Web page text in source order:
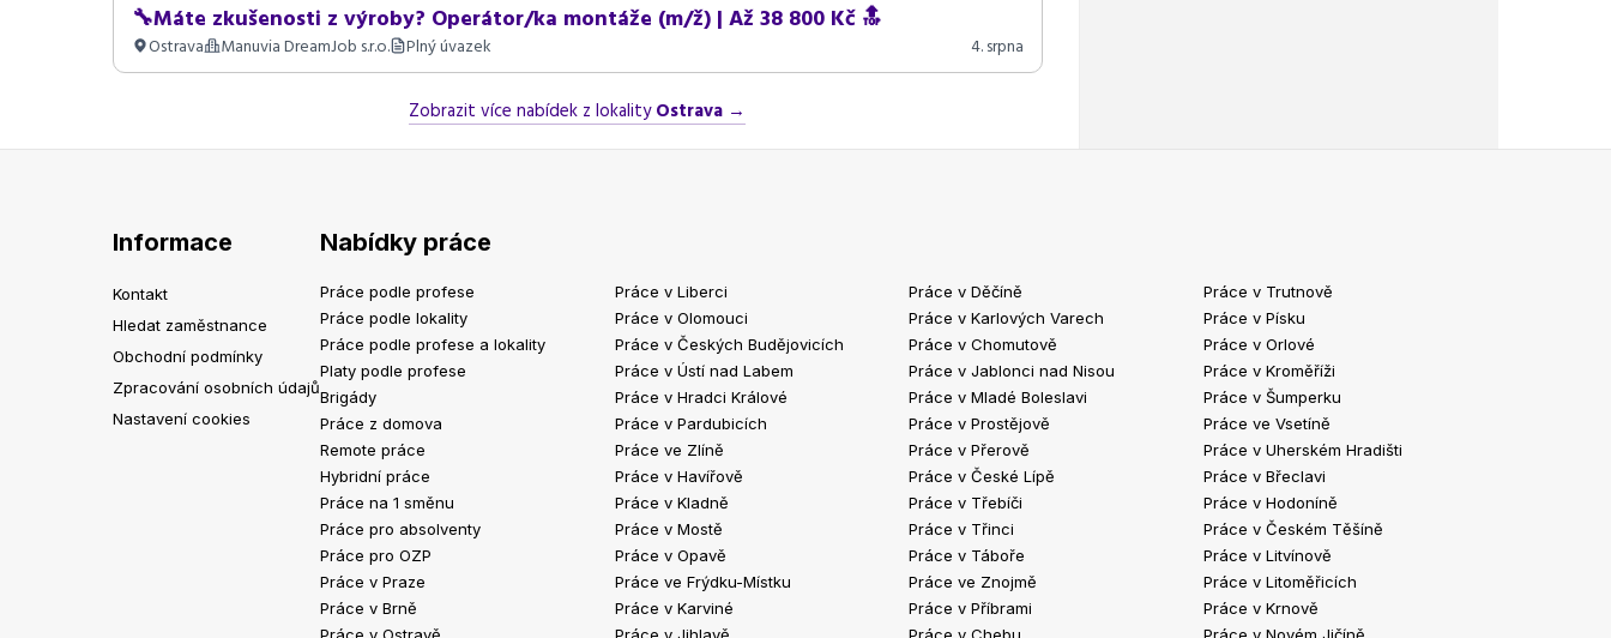
🔧Máte zkušenosti z výroby? Operátor/ka montáže (m/ž) | Až 38 800 Kč 🔝
Ostrava Manuvia DreamJob s.r.o. Plný úvazek 4. srpna
Zobrazit více nabídek z lokalityOstrava →
Informace
Kontakt
Hledat zaměstnance
Obchodní podmínky
Zpracování osobních údajů
Nastavení cookies
Nabídky práce
Práce podle profese
Práce podle lokality
Práce podle profese a lokality
Platy podle profese
Brigády
Práce z domova
Remote práce
Hybridní práce
Práce na 1 směnu
Práce pro absolventy
Práce pro OZP
Práce v Praze
Práce v Brně
Práce v Liberci
Práce v Olomouci
Práce v Českých Budějovicích
Práce v Ústí nad Labem
Práce v Hradci Králové
Práce v Pardubicích
Práce ve Zlíně
Práce v Havířově
Práce v Kladně
Práce v Mostě
Práce v Opavě
Práce ve Frýdku-Místku
Práce v Karviné
Práce v Děčíně
Práce v Karlových Varech
Práce v Chomutově
Práce v Jablonci nad Nisou
Práce v Mladé Boleslavi
Práce v Prostějově
Práce v Přerově
Práce v České Lípě
Práce v Třebíči
Práce v Třinci
Práce v Táboře
Práce ve Znojmě
Práce v Příbrami
Práce v Trutnově
Práce v Písku
Práce v Orlové
Práce v Kroměříži
Práce v Šumperku
Práce ve Vsetíně
Práce v Uherském Hradišti
Práce v Břeclavi
Práce v Hodoníně
Práce v Českém Těšíně
Práce v Litvínově
Práce v Litoměřicích
Práce v Krnově